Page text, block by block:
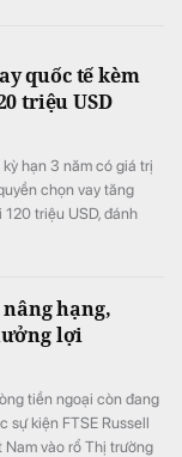
quốc tế kèm
triệu USD
hạn 3 năm có giá trị
chọn vay tăng
triệu USD, đánh
hạng,
lợi
tiền ngoại còn đang
sự kiện FTSE Russell
vào rổ Thị trường